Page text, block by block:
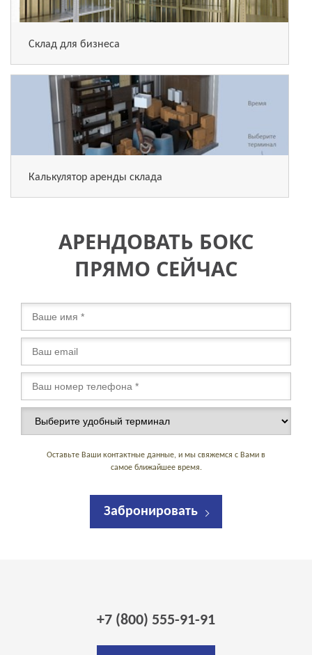
Склад для бизнеса
Калькулятор аренды склада
АРЕНДОВАТЬ БОКС
ПРЯМО СЕЙЧАС
Оставьте Ваши контактные данные, и мы свяжемся с Вами в
самое ближайшее время.
Забронировать
+7 (800) 555-91-91